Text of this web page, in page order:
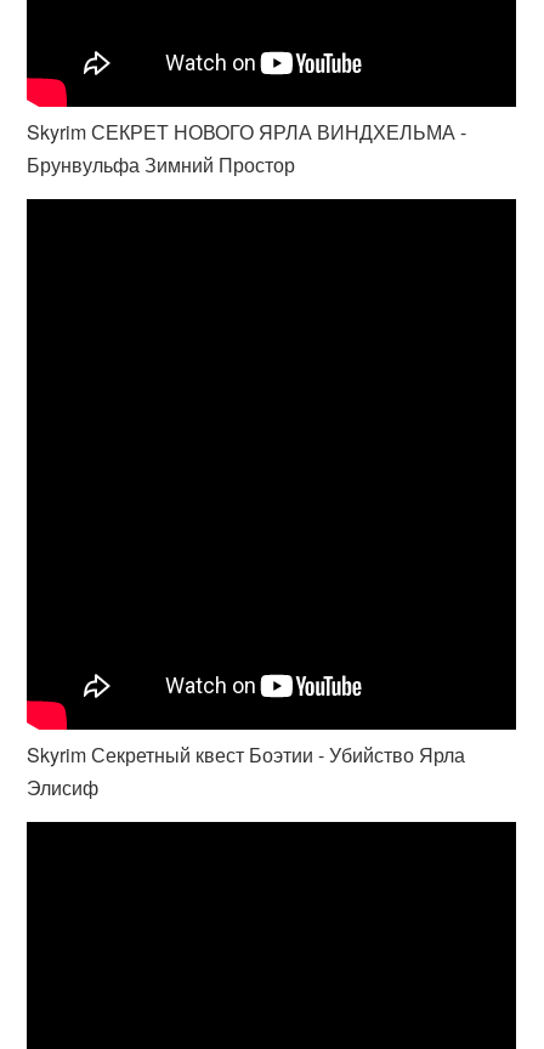
Skyrim СЕКРЕТ НОВОГО ЯРЛА ВИНДХЕЛЬМА -
Брунвульфа Зимний Простор
Skyrim Секретный квест Боэтии - Убийство Ярла
Элисиф